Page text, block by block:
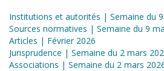
Institutions et autorités | Semaine du
Sources normatives | Semaine du 9
Articles | Février 2026
Jurisprudence | Semaine du 2 mars
Associations | Semaine du 2 mars